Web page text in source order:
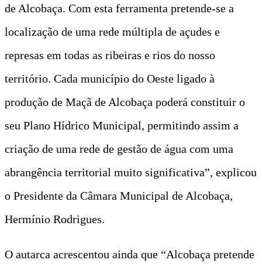
de Alcobaça. Com esta ferramenta pretende-se a
localização de uma rede múltipla de açudes e
represas em todas as ribeiras e rios do nosso
território. Cada município do Oeste ligado à
produção de Maçã de Alcobaça poderá constituir o
seu Plano Hídrico Municipal, permitindo assim a
criação de uma rede de gestão de água com uma
abrangência territorial muito significativa”, explicou
o Presidente da Câmara Municipal de Alcobaça,
Hermínio Rodrigues.
O autarca acrescentou ainda que “Alcobaça pretende